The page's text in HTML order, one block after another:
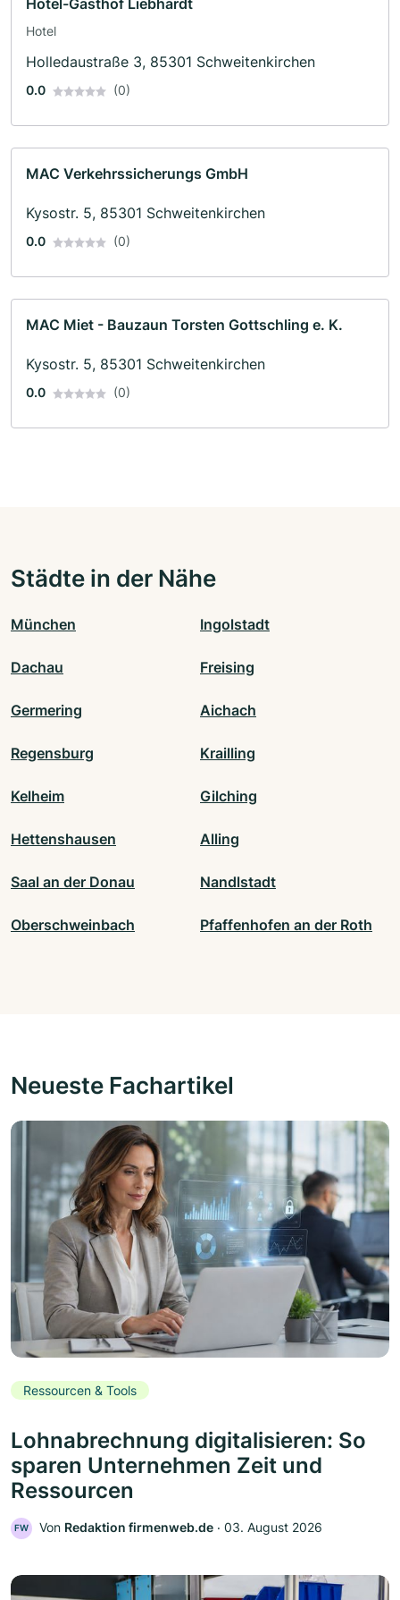
Hotel
Holledaustraße 3, 85301 Schweitenkirchen
0.0 (0)
MAC Verkehrssicherungs GmbH
Kysostr. 5, 85301 Schweitenkirchen
0.0 (0)
MAC Miet - Bauzaun Torsten Gottschling e. K.
Kysostr. 5, 85301 Schweitenkirchen
0.0 (0)
Städte in der Nähe
München Ingolstadt
Dachau Freising
Germering Aichach
Regensburg Krailling
Kelheim Gilching
Hettenshausen Alling
Saal an der Donau Nandlstadt
Oberschweinbach Pfaffenhofen an der Roth
Neueste Fachartikel
Ressourcen & Tools
Lohnabrechnung digitalisieren: So
sparen Unternehmen Zeit und
Ressourcen
FW Von Redaktion firmenweb.de ‧ 03. August 2026